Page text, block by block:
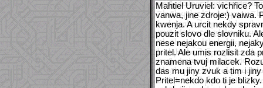
Mahtiel Uruviel: vichřice?
vanwa, jine zdroje:) vaiwa.
kwenja. A urcit nekdy
pouzit slovo dle slovniku.
nese nejakou energii,
pritel. Ale umis rozlisit zda
znamena tvuj milacek.
das mu jiny zvuk a tim i
Pritel=nekdo kdo ti je